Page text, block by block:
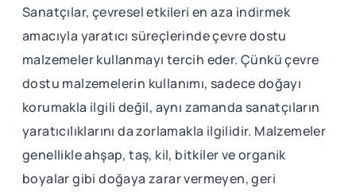
Sanatçılar, çevresel etkileri en aza indirmek
amacıyla yaratıcı süreçlerinde çevre dostu
malzemeler kullanmayı tercih eder. Çünkü çevre
dostu malzemelerin kullanımı, sadece doğayı
korumakla ilgili değil, aynı zamanda sanatçıların
yaratıcılıklarını da zorlamakla ilgilidir. Malzemeler
genellikle ahşap, taş, kil, bitkiler ve organik
boyalar gibi doğaya zarar vermeyen, geri